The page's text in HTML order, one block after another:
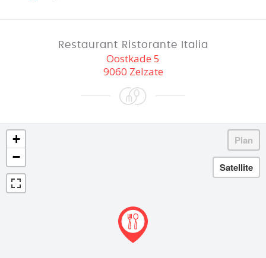
Restaurant Ristorante Italia
Oostkade 5
9060 Zelzate
+
−